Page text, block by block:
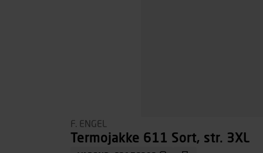
F. ENGEL
Termojakke 611 Sort, str. 3XL